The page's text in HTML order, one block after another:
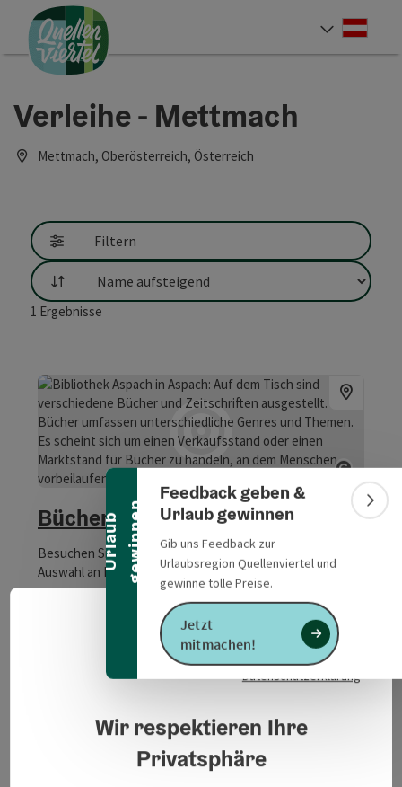
Zum Inhalt
Zur Navigation
Zum Seitenanfang
U
r
l
a
u
b
g
e
w
i
n
n
e n
Banner einklappen
Feedback geben &
Urlaub gewinnen
Gib uns Feedback zur
Urlaubsregion Quellenviertel und
gewinne tolle Preise.
Jetzt
mitmachen!
Verleihe - Mettmach
Mettmach, Oberösterreich, Österreich
Filtern
Sortierung
1 Ergebnisse
Bücherei Mettmach
Besuchen Sie uns und bestaunen Sie unsere vielfältige
Auswahl an Büchern!
Montag geöffnet
Dienstag geöffnet
Mittwoch geöffnet
Donnerstag geöffnet
Freitag geöffnet
SA Samstag geöffnet
SOSonntag geöffnet
FEFeiertag geöffnet
Datenschutzerklärung
Wir respektieren Ihre
Privatsphäre